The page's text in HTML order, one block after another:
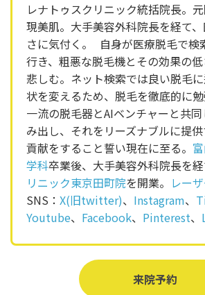
レナトゥスクリニック統括院長。元
現美肌。大手美容外科院長を経て
さに気付く。 自身が医療脱毛で検
行き、粗悪な脱毛機とその効果の
悲しむ。ネット検索では良い脱毛
状を変えるため、脱毛を徹底的に
一流の脱毛器とAIベンチャーと共
み出し、それをリーズナブルに提
貢献をすること誓い現在に至る。
学科卒業後、大手美容外科院長を
リニック東京田町院を開業。 レー
SNS： X(旧twitter)、 Instagram、
Youtube、 Facebook、 Pinterest、
来院予約